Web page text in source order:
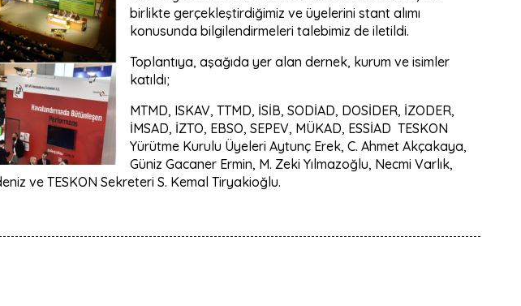
birlikte gerçekleştirdiğimiz ve üyelerini stant alımı
konusunda bilgilendirmeleri talebimiz de iletildi.
Toplantıya, aşağıda yer alan dernek, kurum ve isimler
katıldı;
MTMD, ISKAV, TTMD, İSİB, SODİAD, DOSİDER, İZODER,
İMSAD, İZTO, EBSO, SEPEV, MÜKAD, ESSİAD TESKON
Yürütme Kurulu Üyeleri Aytunç Erek, C. Ahmet Akçakaya,
Güniz Gacaner Ermin, M. Zeki Yılmazoğlu, Necmi Varlık,
ve TESKON Sekreteri S. Kemal Tiryakioğlu.